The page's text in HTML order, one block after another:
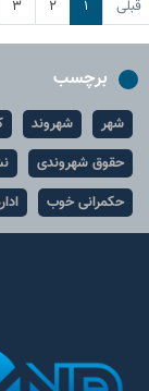
قبلی ۱ ۲ ۳
برچسب
شهر شهروند
حقوق شهروندی
حکمرانی خوب